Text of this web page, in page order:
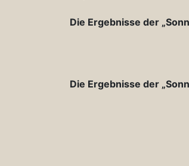
Die Ergebnisse der
Die Ergebnisse der